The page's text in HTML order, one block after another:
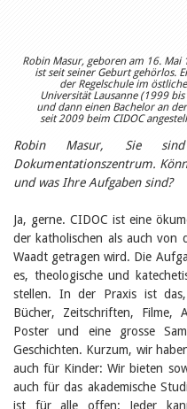
Kinder- und Jugendmedien
Bibliothek und Schule
Bibliotheksförderung
Zielpublikum Kinder und
Jugendliche
Einmalige Beiträge
Bibliotheksangebote
Bibliosuisse
Kantonale
Rezensionen
Schweizer Literatur
Alle Tags
Autoren
Julie Greub
Birgit Libiszewski
Ursula Strahm
Sandra Dettwyler
Sibylle Birrer
Javier Lopez
Céline Graf
Robin Masur, geboren am 16. Mai
ist seit seiner Geburt gehörlos.
der Regelschule im
Universität Lausanne (1999
und dann einen Bachelor an
seit 2009 beim CIDOC
Robin Masur, Sie
Dokumentationszentrum.
und was Ihre Aufgaben sind?
Ja, gerne. CIDOC ist eine
der katholischen als auch von
Waadt getragen wird. Die
es, theologische und
stellen. In der Praxis ist
Bücher, Zeitschriften, Filme,
Poster und eine grosse
Geschichten. Kurzum, wir
auch für Kinder: Wir bieten
auch für das akademische
ist für alle offen: Jeder